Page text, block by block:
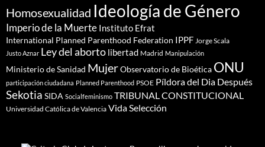
Homosexualidad Ideología de Género
Imperio de la Muerte Instituto Efrat
International Planned Parenthood Federation IPPF Jorge Scala
Justo Aznar Ley del aborto libertad Madrid Manipulación
Ministerio de Sanidad MujerObservatorio de Bioética ONU
participación ciudadana Planned Parenthood PSOE Píldora del Dia Después
Sekotia SIDA Socialfeminismo TRIBUNAL CONSTITUCIONAL
Universidad Católica de Valencia Vida Selección